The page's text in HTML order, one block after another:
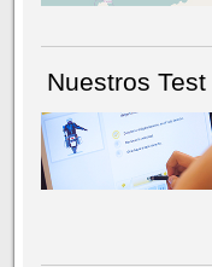
Nuestros Test